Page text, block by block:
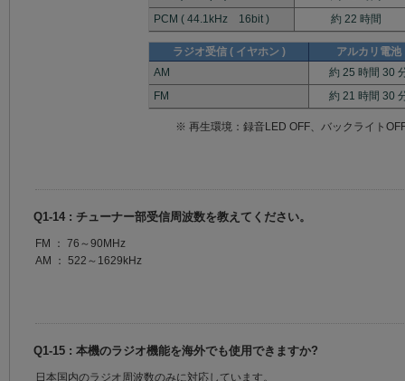
PCM ( 44.1kHz 16bit )
約 22 時間
ラジオ受信 ( イヤホン )
アルカリ電池
AM
約 25 時間 30
FM
約 21 時間 30
※ 再生環境：録音LED OFF、バックライト
Q1-14 : チューナー部受信周波数を教えてください。
FM ： 76～90MHz
AM ： 522～1629kHz
Q1-15 : 本機のラジオ機能を海外でも使用できますか?
日本国内のラジオ周波数のみに対応しています。